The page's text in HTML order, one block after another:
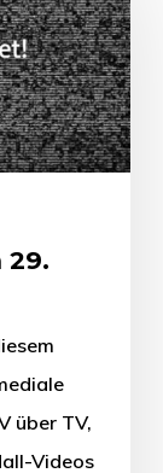
29.
über TV,
Videos